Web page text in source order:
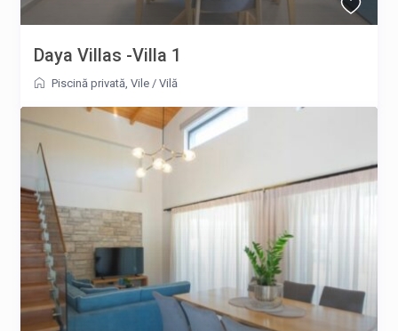
Daya Villas -Villa 1
Piscină privată,Vile /Vilă